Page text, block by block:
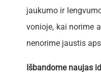
jaukumo ir
vonioje, kai norime
nenorime jaustis
Išbandome naujas